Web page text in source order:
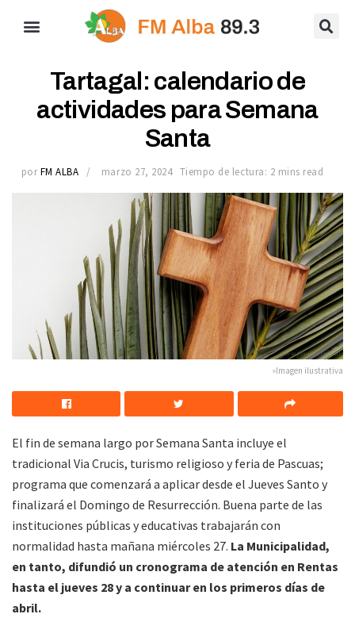
Tartagal: calendario de
actividades para Semana
Santa
por FM ALBA marzo 27, 2024 Tiempo de lectura: 2 mins read
»Imagen ilustrativa
El fin de semana largo por Semana Santa incluye el
tradicional Via Crucis, turismo religioso y feria de Pascuas;
programa que comenzará a aplicar desde el Jueves Santo y
finalizará el Domingo de Resurrección. Buena parte de las
instituciones públicas y educativas trabajarán con
normalidad hasta mañana miércoles 27. La Municipalidad,
en tanto, difundió un cronograma de atención en Rentas
hasta el jueves 28 y a continuar en los primeros días de
abril.